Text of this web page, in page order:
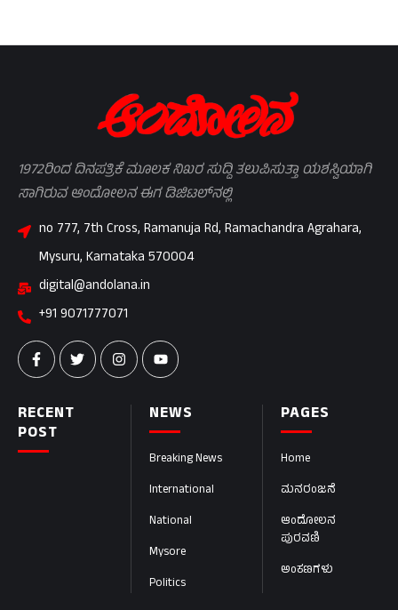
PAGES
Home
ಮನರಂಜನೆ
ಆಂದೋಲನ
ಪುರವಣಿ
ಅಂಕಣಗಳು
NEWS
Breaking News
International
National
Mysore
Politics
RECENT
POST
1972ರಿಂದ ದಿನಪತ್ರಿಕೆ ಮೂಲಕ ನಿಖರ ಸುದ್ದಿ ತಲುಪಿಸುತ್ತಾ ಯಶಸ್ವಿಯಾಗಿ
ಸಾಗಿರುವ ಆಂದೋಲನ ಈಗ ಡಿಜಿಟಲ್‌ನಲ್ಲಿ
no 777, 7th Cross, Ramanuja Rd, Ramachandra Agrahara,
Mysuru, Karnataka 570004
digital@andolana.in
+91 9071777071